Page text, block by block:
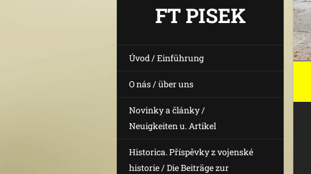
FT PISEK
Úvod / Einführung
O nás / über uns
Novinky a články /
Neuigkeiten u. Artikel
Historica. Příspěvky z vojenské
historie / Die Beiträge zur